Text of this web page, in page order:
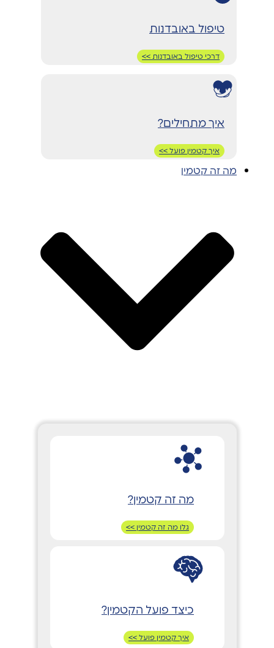
טיפול באובדנות
דרכי טיפול באובדנות >>
איך מתחילים?
איך קטמין פועל >>
מה זה קטמין
מה זה קטמין?
גלו מה זה קטמין >>
כיצד פועל הקטמין?
איך קטמין פועל >>